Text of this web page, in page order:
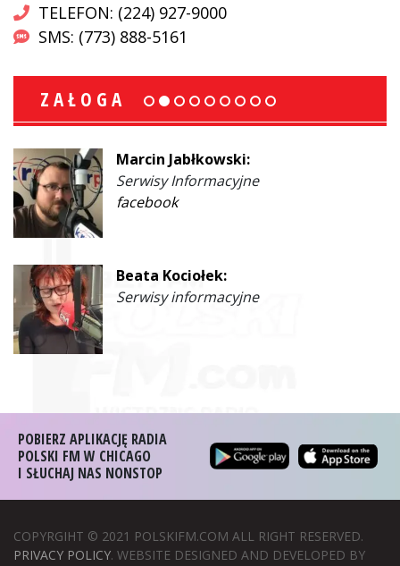
TELEFON: (224) 927-9000
SMS: (773) 888-5161
ZAŁOGA
Marcin Jabłkowski:
Serwisy Informacyjne
facebook
Beata Kociołek:
Serwisy informacyjne
POBIERZ APLIKACJĘ RADIA
POLSKI FM W CHICAGO
I SŁUCHAJ NAS NONSTOP
COPYRGIHT © 2021 POLSKIFM.COM ALL RIGHT RESERVED.
PRIVACY POLICY. WEBSITE DESIGNED AND DEVELOPED BY